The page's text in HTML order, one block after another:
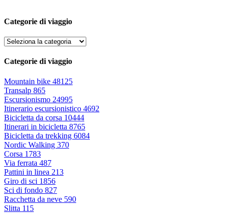
Categorie di viaggio
Categorie di viaggio
Mountain bike 48125
Transalp 865
Escursionismo 24995
Itinerario escursionistico 4692
Bicicletta da corsa 10444
Itinerari in bicicletta 8765
Bicicletta da trekking 6084
Nordic Walking 370
Corsa 1783
Via ferrata 487
Pattini in linea 213
Giro di sci 1856
Sci di fondo 827
Racchetta da neve 590
Slitta 115